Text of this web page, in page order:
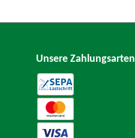
Unsere Zahlungsarten